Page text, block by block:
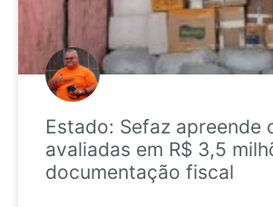
Estado: Sefaz apreende
avaliadas em R$ 3,5
documentação fiscal